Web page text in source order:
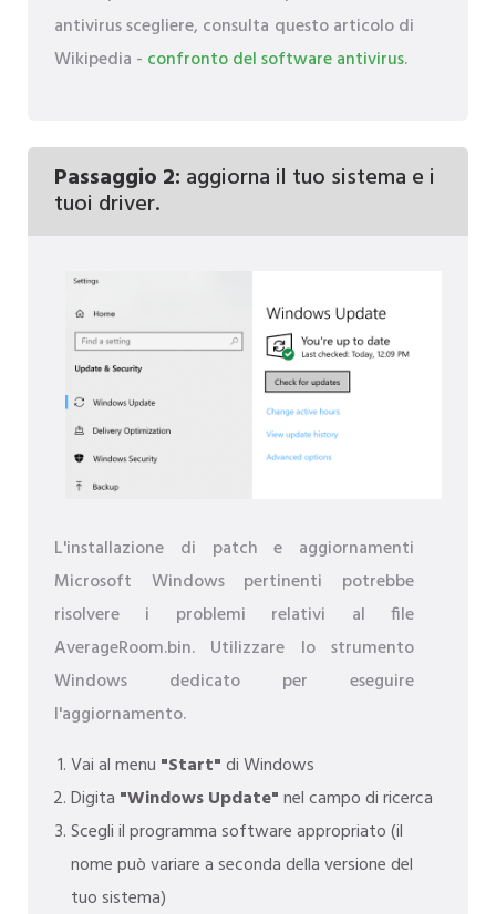
antivirus scegliere, consulta questo articolo di
Wikipedia - confronto del software antivirus.
Passaggio 2: aggiorna il tuo sistema e i
tuoi driver.
L'installazione di patch e aggiornamenti
Microsoft Windows pertinenti potrebbe
risolvere i problemi relativi al file
AverageRoom.bin. Utilizzare lo strumento
Windows dedicato per eseguire
l'aggiornamento.
Vai al menu "Start"di Windows
Digita "Windows Update"nel campo di ricerca
Scegli il programma software appropriato (il
nome può variare a seconda della versione del
tuo sistema)